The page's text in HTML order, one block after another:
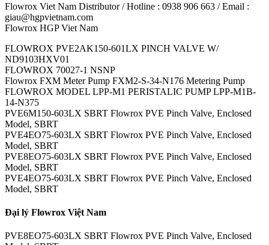
Flowrox Viet Nam Distributor / Hotline : 0938 906 663 / Email :
giau@hgpvietnam.com
Flowrox HGP Viet Nam
FLOWROX PVE2AK150-601LX PINCH VALVE W/
ND9103HXV01
FLOWROX 70027-1 NSNP
Flowrox FXM Meter Pump FXM2-S-34-N176 Metering Pump
FLOWROX MODEL LPP-M1 PERISTALIC PUMP LPP-M1B-
14-N375
PVE6M150-603LX SBRT Flowrox PVE Pinch Valve, Enclosed
Model, SBRT
PVE4EO75-603LX SBRT Flowrox PVE Pinch Valve, Enclosed
Model, SBRT
PVE8EO75-603LX SBRT Flowrox PVE Pinch Valve, Enclosed
Model, SBRT
PVE4EO75-603LX SBRT Flowrox PVE Pinch Valve, Enclosed
Model, SBRT
Đại lý Flowrox Việt Nam
PVE8EO75-603LX SBRT Flowrox PVE Pinch Valve, Enclosed